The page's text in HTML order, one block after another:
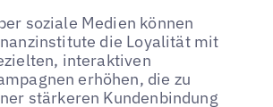
soziale Medien können
die Loyalität mit
interaktiven
erhöhen, die zu
stärkeren Kundenbindung